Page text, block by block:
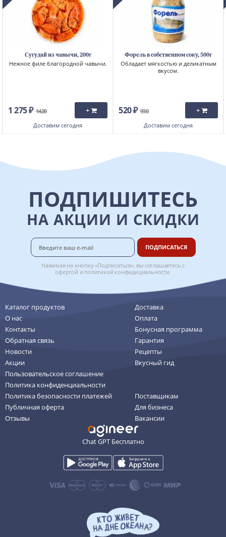
Сугудай из чавычи, 200г
Нежное филе благородной чавычи.
1 275 ₽ 1420 +
Доставим сегодня
Форель в собственном соку, 500г
Обладает мягкостью и деликатным
вкусом.
520 ₽ 930 +
Доставим сегодня
ПОДПИШИТЕСЬ
НА АКЦИИ И СКИДКИ
ПОДПИСАТЬСЯ
Нажимая на кнопку «Подписаться», вы соглашаетесь с
офертой и политикой конфидициальности.
Каталог продуктов
О нас
Контакты
Обратная связь
Новости
Акции
Пользовательское соглашение
Политика конфиденциальности
Политика безопасности платежей
Публичная оферта
Отзывы
Доставка
Оплата
Бонусная программа
Гарантия
Рецепты
Вкусный гид
Поставщикам
Для бизнеса
Вакансии
Chat GPT Бесплатно